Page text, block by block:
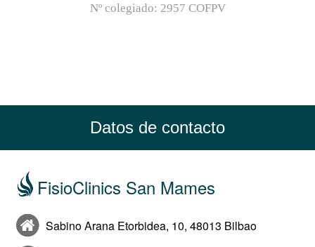
Nº colegiado: 2957 COFPV
Datos de contacto
FisioClinics San Mames
Sabino Arana Etorbidea, 10, 48013 Bilbao